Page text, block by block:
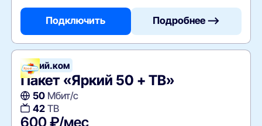
Подключить Подробнее —>
Яркий.ком
Пакет «Яркий 50 + ТВ»
50Мбит/с
42ТВ
600 ₽/мес